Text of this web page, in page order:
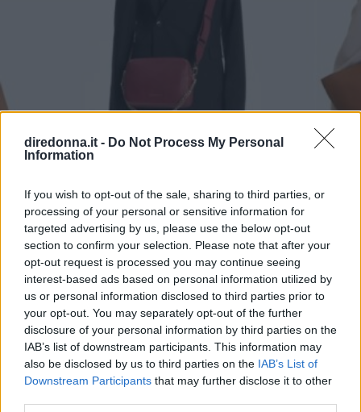
diredonna.it - Do Not Process My Personal
Information
If you wish to opt-out of the sale, sharing to third parties, or
processing of your personal or sensitive information for
targeted advertising by us, please use the below opt-out
section to confirm your selection. Please note that after your
opt-out request is processed you may continue seeing
interest-based ads based on personal information utilized by
us or personal information disclosed to third parties prior to
your opt-out. You may separately opt-out of the further
disclosure of your personal information by third parties on the
IAB’s list of downstream participants. This information may
also be disclosed by us to third parties on the IAB’s List of
Downstream Participants that may further disclose it to other
BORSE
Borse: 5 tendenze chiave
autunno/inverno che dominano
le strade
Dalle maxi bag da giorno alle scintillanti evening bag,
passando per tutte le nuances del rosso e del marrine che
scaldano l’inverno: ecco le cinque tendenze borse che